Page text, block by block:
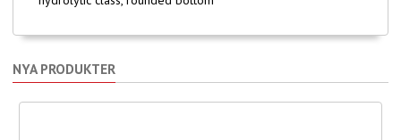
NYA PRODUKTER